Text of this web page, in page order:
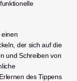
der sich auf die
und Schreiben von
des Tippens